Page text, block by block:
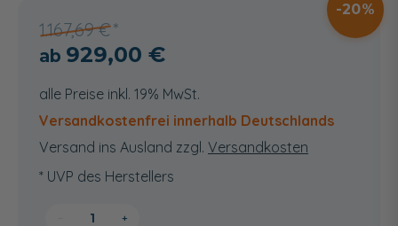
1.167,69 €
20
929,00 €
alle Preise inkl. 19% MwSt.
Versandkostenfrei innerhalb Deutschlands
Versand ins Ausland zzgl. Versandkosten
* UVP des Herstellers
+